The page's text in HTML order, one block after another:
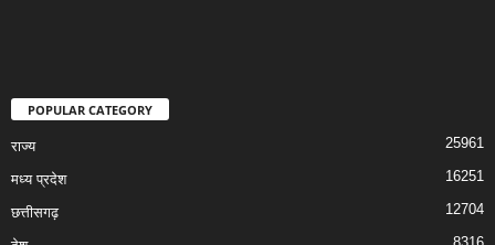
POPULAR CATEGORY
राज्य 25961
मध्य प्रदेश 16251
छत्तीसगढ़ 12704